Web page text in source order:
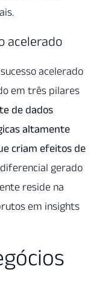
acelerado
acelerado
em três pilares
de dados
altamente
criam efeitos de
gerado
reside na
em insights